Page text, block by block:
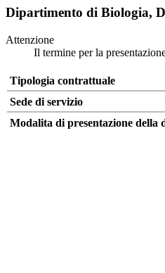
Dipartimento di Biologia,
Attenzione
Il termine per la
Tipologia contrattuale
Sede di servizio
Modalita di presentazione della